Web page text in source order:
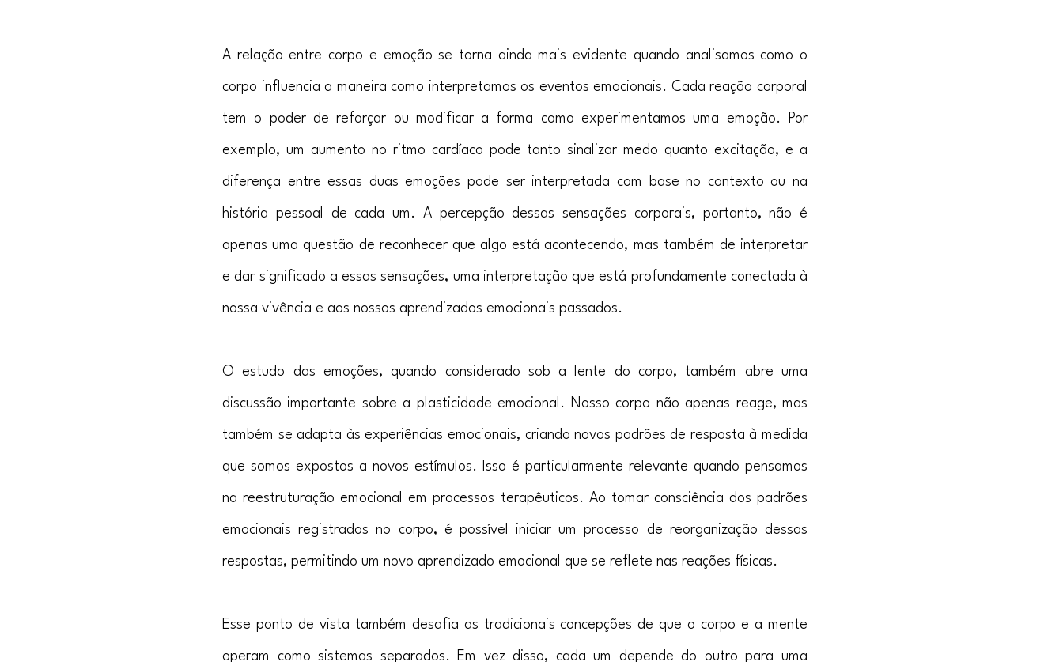
A relação entre corpo e emoção se torna ainda mais evidente quando analisamos como o
corpo influencia a maneira como interpretamos os eventos emocionais. Cada reação corporal
tem o poder de reforçar ou modificar a forma como experimentamos uma emoção. Por
exemplo, um aumento no ritmo cardíaco pode tanto sinalizar medo quanto excitação, e a
diferença entre essas duas emoções pode ser interpretada com base no contexto ou na
história pessoal de cada um. A percepção dessas sensações corporais, portanto, não é
apenas uma questão de reconhecer que algo está acontecendo, mas também de interpretar
e dar significado a essas sensações, uma interpretação que está profundamente conectada à
nossa vivência e aos nossos aprendizados emocionais passados.
O estudo das emoções, quando considerado sob a lente do corpo, também abre uma
discussão importante sobre a plasticidade emocional. Nosso corpo não apenas reage, mas
também se adapta às experiências emocionais, criando novos padrões de resposta à medida
que somos expostos a novos estímulos. Isso é particularmente relevante quando pensamos
na reestruturação emocional em processos terapêuticos. Ao tomar consciência dos padrões
emocionais registrados no corpo, é possível iniciar um processo de reorganização dessas
respostas, permitindo um novo aprendizado emocional que se reflete nas reações físicas.
Esse ponto de vista também desafia as tradicionais concepções de que o corpo e a mente
operam como sistemas separados. Em vez disso, cada um depende do outro para uma